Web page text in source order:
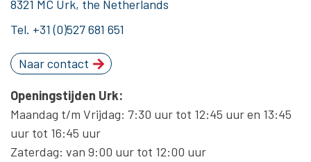
8321 MC Urk, the Netherlands
Tel. +31 (0)527 681 651
Naar contact
Openingstijden Urk:
Maandag t/m Vrijdag: 7:30 uur tot 12:45 uur en 13:45
uur tot 16:45 uur
Zaterdag: van 9:00 uur tot 12:00 uur